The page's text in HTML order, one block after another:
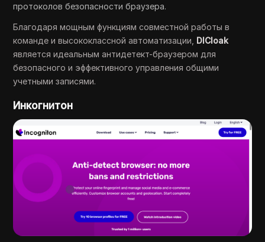
протоколов безопасности браузера.
Благодаря мощным функциям совместной работы в
команде и высококлассной автоматизации, DICloak
является идеальным антидетект-браузером для
безопасного и эффективного управления общими
учетными записями.
Инкогнитон